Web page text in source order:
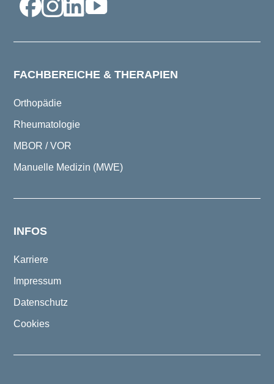
FACHBEREICHE & THERAPIEN
Orthopädie
Rheumatologie
MBOR / VOR
Manuelle Medizin (MWE)
INFOS
Karriere
Impressum
Datenschutz
Cookies